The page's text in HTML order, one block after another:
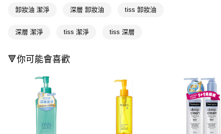
悠遊付
Google Pay
【關於「AFTEE先享後付」】
AFTEE先享後付是「在收到商品之後才付款」的支付方式。 讓您購物簡單
便利好安心！
１．簡單：不需註冊會員、不需綁卡、不需儲值。
２．便利：只要手機號碼，簡訊認證，即可結帳。
運送方式
卸妝油 潔淨 深層 卸妝油 tiss 卸妝油
深層 潔淨 tiss 潔淨 tiss 深層
🔻你可能會喜歡